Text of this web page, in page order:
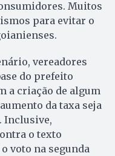
Muitos
para evitar o
vereadores
do prefeito
a criação de algum
da taxa seja
Inclusive,
o texto
voto na segunda